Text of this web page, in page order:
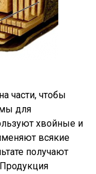
части, чтобы
для
хвойные и
всякие
получают